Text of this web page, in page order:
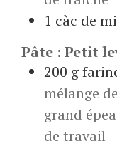
1 càc de
Pâte : Petit
200 g
mélange
grand
de travail